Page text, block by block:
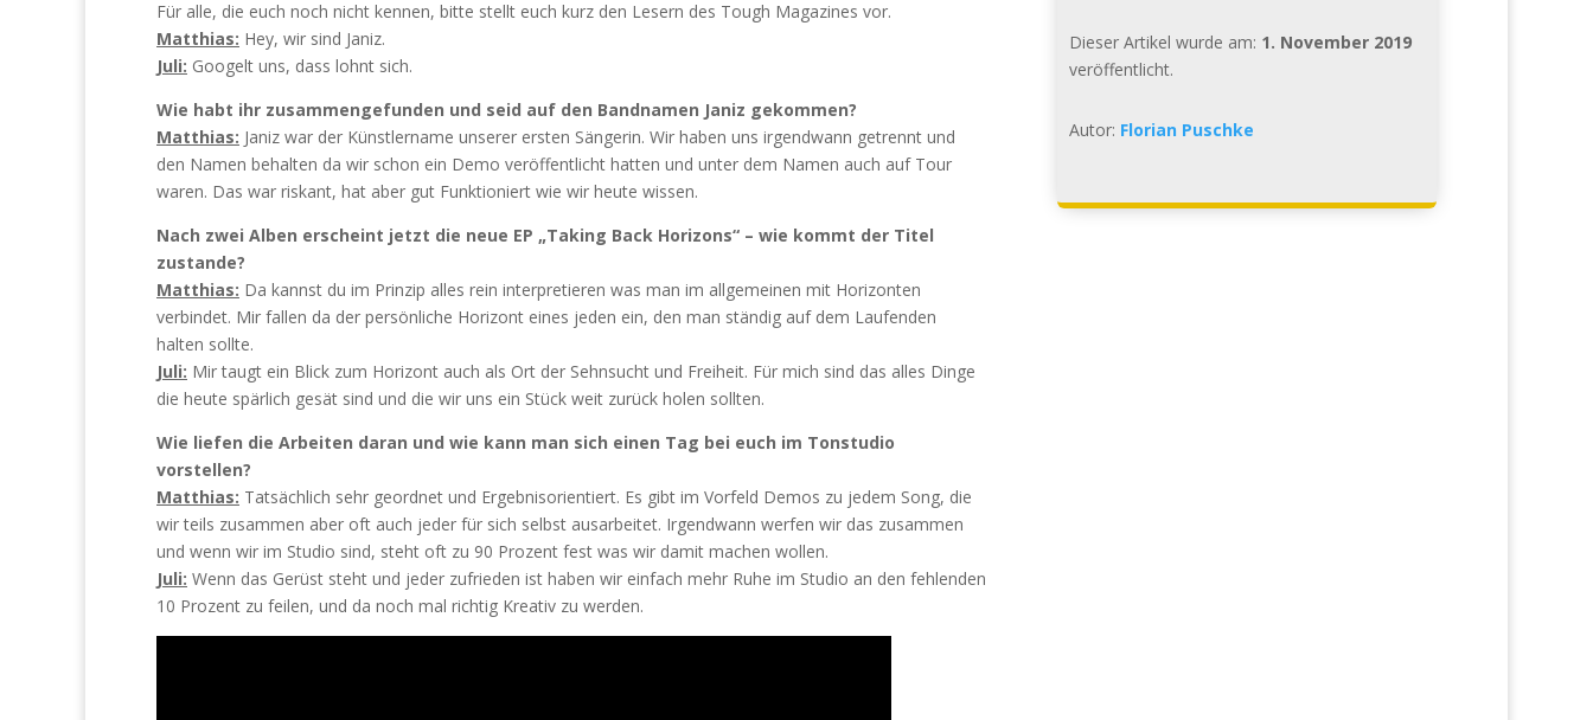
Für alle, die euch noch nicht kennen, bitte stellt euch kurz den Lesern des Tough Magazines vor.
Matthias: Hey, wir sind Janiz.
Juli: Googelt uns, dass lohnt sich.
Wie habt ihr zusammengefunden und seid auf den Bandnamen Janiz gekommen?
Matthias: Janiz war der Künstlername unserer ersten Sängerin. Wir haben uns irgendwann getrennt und
den Namen behalten da wir schon ein Demo veröffentlicht hatten und unter dem Namen auch auf Tour
waren. Das war riskant, hat aber gut Funktioniert wie wir heute wissen.
Nach zwei Alben erscheint jetzt die neue EP „Taking Back Horizons“ – wie kommt der Titel
zustande?
Matthias: Da kannst du im Prinzip alles rein interpretieren was man im allgemeinen mit Horizonten
verbindet. Mir fallen da der persönliche Horizont eines jeden ein, den man ständig auf dem Laufenden
halten sollte.
Juli: Mir taugt ein Blick zum Horizont auch als Ort der Sehnsucht und Freiheit. Für mich sind das alles Dinge
die heute spärlich gesät sind und die wir uns ein Stück weit zurück holen sollten.
Wie liefen die Arbeiten daran und wie kann man sich einen Tag bei euch im Tonstudio
vorstellen?
Matthias: Tatsächlich sehr geordnet und Ergebnisorientiert. Es gibt im Vorfeld Demos zu jedem Song, die
wir teils zusammen aber oft auch jeder für sich selbst ausarbeitet. Irgendwann werfen wir das zusammen
und wenn wir im Studio sind, steht oft zu 90 Prozent fest was wir damit machen wollen.
Juli: Wenn das Gerüst steht und jeder zufrieden ist haben wir einfach mehr Ruhe im Studio an den fehlenden
10 Prozent zu feilen, und da noch mal richtig Kreativ zu werden.
Dieser Artikel wurde am: 1. November 2019
veröffentlicht.
Autor: Florian Puschke